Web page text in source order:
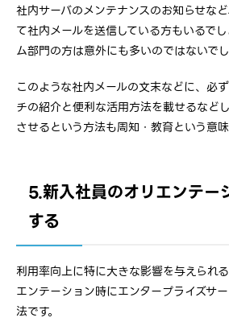
社内サーバのメンテナンスのお知らせな
て社内メールを送信している方もいるで
ム部門の方は意外にも多いのではないでし
このような社内メールの文末などに、必
チの紹介と便利な活用方法を載せるなど
させるという方法も周知・教育という意味
5.新入社員のオリエンテー
する
利用率向上に特に大きな影響を与えられ
エンテーション時にエンタープライズサ
法です。